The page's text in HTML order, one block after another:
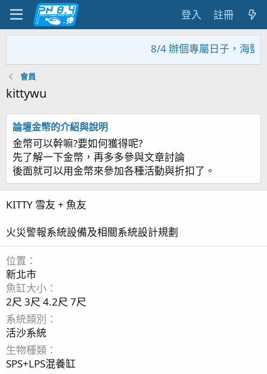
登入 註冊
8/4 辦個專屬日子，海鹽
會員
kittywu
論壇金幣的介紹與說明
金幣可以幹嘛?要如何獲得呢?
先了解一下金幣，再多多參與文章討論
後面就可以用金幣來參加各種活動與折扣了。
KITTY 雪友 + 魚友
火災警報系統設備及相關系統設計規劃
位置
新北市
魚缸大小
2尺 3尺 4.2尺 7尺
系統類別
活沙系統
生物種類
SPS+LPS混養缸